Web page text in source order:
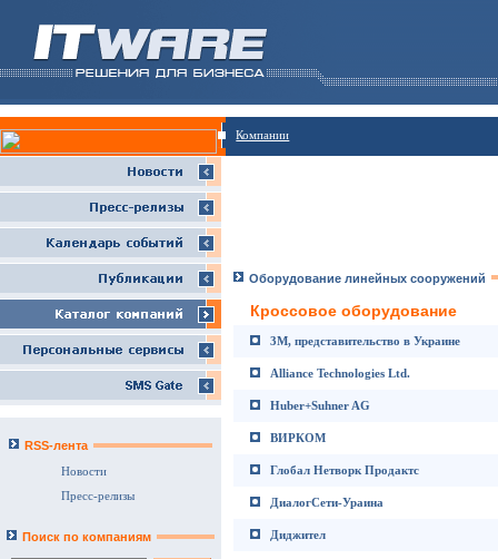
Компании
RSS-лента
Новости
Пресс-релизы
Поиск по компаниям
Оборудование линейных сооружений
Кроссовое оборудование
3M, представительство в Украине
Alliance Technologies Ltd.
Huber+Suhner AG
ВИРКОМ
Глобал Нетворк Продактс
ДиалогСети-Ураина
Диджител